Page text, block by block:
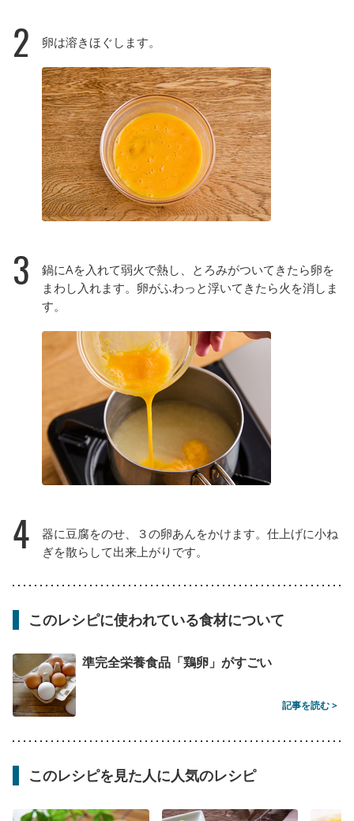
2 卵は溶きほぐします。
3
鍋にAを入れて弱火で熱し、とろみがついてきたら卵を
まわし入れます。卵がふわっと浮いてきたら火を消しま
す。
4
器に豆腐をのせ、３の卵あんをかけます。仕上げに小ね
ぎを散らして出来上がりです。
このレシピに使われている食材について
準完全栄養食品「鶏卵」がすごい
記事を読む >
このレシピを見た人に人気のレシピ